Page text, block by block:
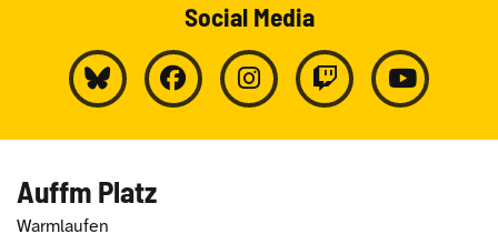
Social Media
Auffm Platz
Warmlaufen